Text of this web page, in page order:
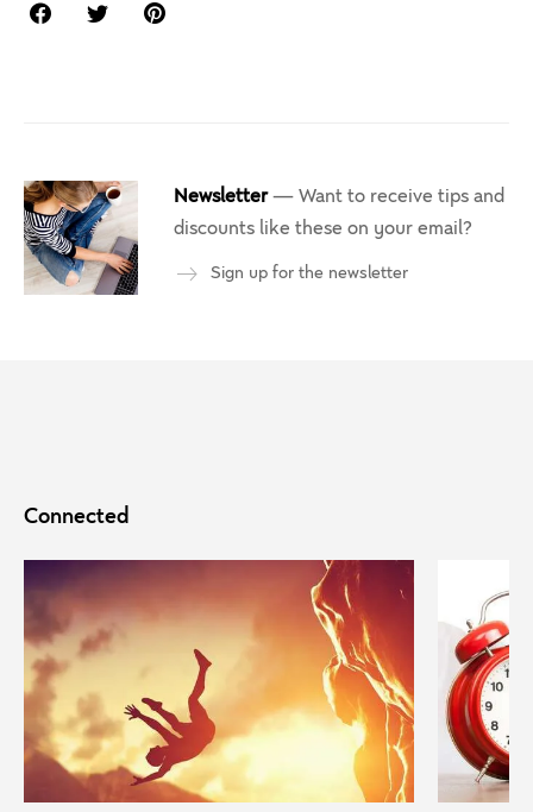
Newsletter— Want to receive tips and
discounts like these on your email?
Sign up for the newsletter
Connected